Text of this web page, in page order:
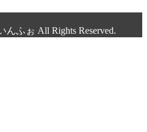
ふぉ All Rights Reserved.